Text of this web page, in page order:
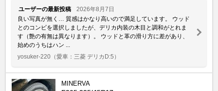
ユーザーの最新投稿
2026年8月7日
良い写真が無く… 質感はかなり高いので満足しています。 ウッド
とのコンビを選択しましたが、デリカ内装の木目と調和がとれま
す（艶の有無は異なります）。 ウッドと革の滑り方に差があり、
始めのうちはハン ...
yosuker-220 （愛車：三菱 デリカD:5）
MINERVA